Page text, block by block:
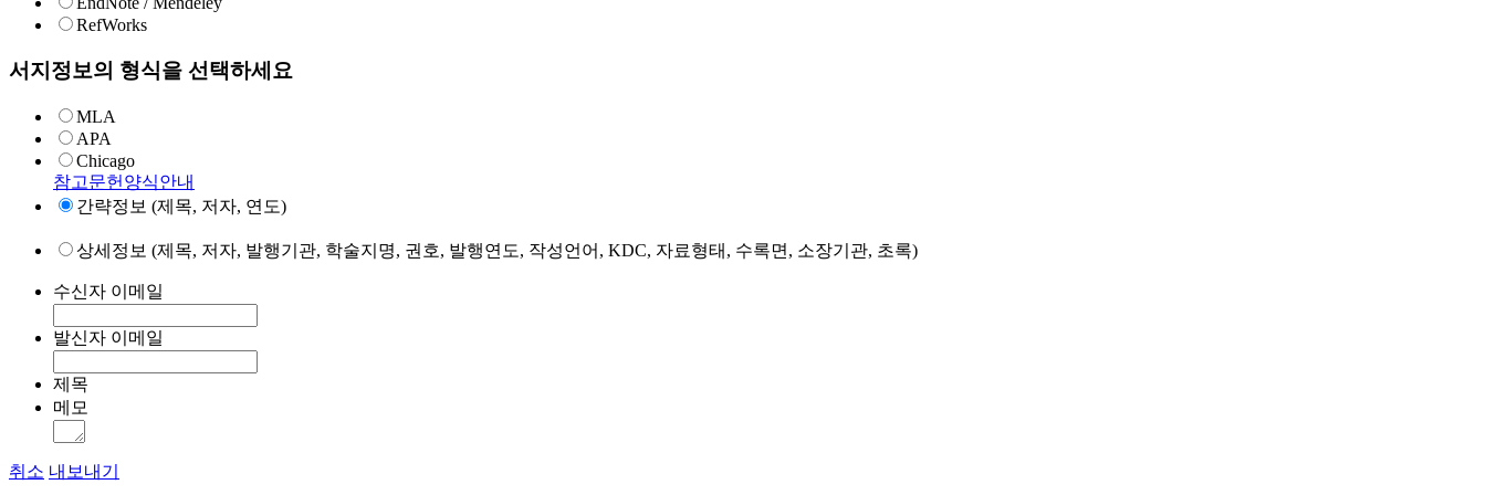
RefWorks
서지정보의 형식을 선택하세요
MLA
APA
Chicago
참고문헌양식안내
간략정보 (제목, 저자, 연도)
상세정보 (제목, 저자, 발행기관, 학술지명, 권호, 발행연도, 작성언어, KDC, 자료형태, 수록면, 소장기관, 초록)
수신자 이메일
발신자 이메일
제목
메모
취소 내보내기